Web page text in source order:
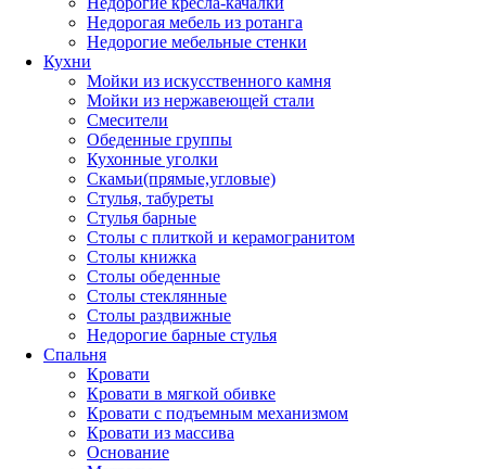
Недорогая мебель из ротанга
Недорогие мебельные стенки
Кухни
Мойки из искусственного камня
Мойки из нержавеющей стали
Смесители
Обеденные группы
Кухонные уголки
Скамьи(прямые,угловые)
Стулья, табуреты
Стулья барные
Столы с плиткой и керамогранитом
Столы книжка
Столы обеденные
Столы стеклянные
Столы раздвижные
Недорогие барные стулья
Спальня
Кровати
Кровати в мягкой обивке
Кровати с подъемным механизмом
Кровати из массива
Основание